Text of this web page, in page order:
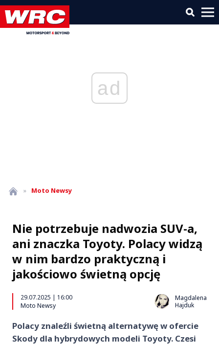
ad
» Moto Newsy
Nie potrzebuje nadwozia SUV-a,
ani znaczka Toyoty. Polacy widzą
w nim bardzo praktyczną i
jakościowo świetną opcję
29.07.2025 | 16:00
Moto Newsy
Magdalena
Hajduk
Polacy znaleźli świetną alternatywę w ofercie
Skody dla hybrydowych modeli Toyoty. Czesi